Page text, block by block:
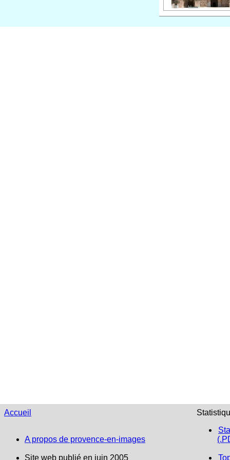
Accueil
A propos de provence-en-images
Site web publié en juin 2005